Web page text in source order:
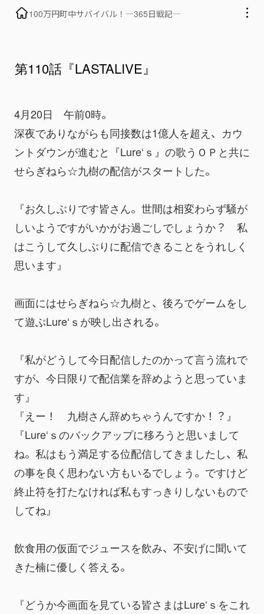
100万円町中サバイバル！―365日戦記―
第110話『LASTALIVE』
4月20日　午前0時。
深夜でありながらも同接数は1億人を超え、カウ
ントダウンが進むと『Lure‘ｓ』の歌うＯＰと共に
せらぎねら☆九樹の配信がスタートした。
『お久しぶりです皆さん。世間は相変わらず騒が
しいようですがいかがお過ごしでしょうか？　私
はこうして久しぶりに配信できることをうれしく
思います』
画面にはせらぎねら☆九樹と、後ろでゲームをし
て遊ぶLure‘ｓが映し出される。
『私がどうして今日配信したのかって言う流れで
すが、今日限りで配信業を辞めようと思っていま
す』
『えー！　九樹さん辞めちゃうんですか！？』
『Lure‘ｓのバックアップに移ろうと思いまして
ね。私はもう満足する位配信してきましたし、私
の事を良く思わない方もいるでしょう。ですけど
終止符を打たなければ私もすっきりしないもので
してね』
飲食用の仮面でジュースを飲み、不安げに聞いて
きた楠に優しく答える。
『どうか今画面を見ている皆さまはLure‘ｓをこれ